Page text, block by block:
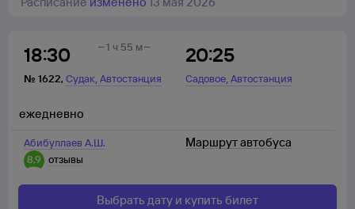
18:30
№ 1622, Судак,Автостанция
20:25
Садовое,Автостанция
1 ч 55 м
Абибуллаев А.Ш.
8,9
отзывы
ежедневно
Маршрут автобуса
Выбрать дату и купить билет